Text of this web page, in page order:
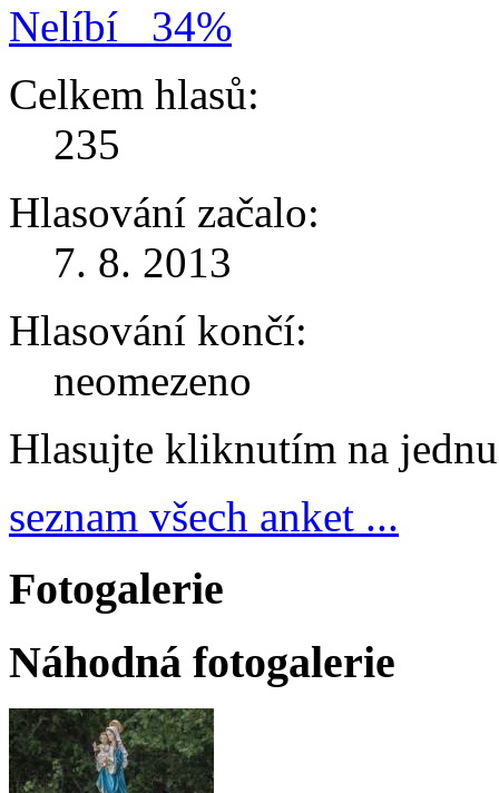
Nelíbí
34%
Celkem hlasů:
235
Hlasování začalo:
7. 8. 2013
Hlasování končí:
neomezeno
Hlasujte kliknutím na
seznam všech anket ...
Fotogalerie
Náhodná fotogalerie